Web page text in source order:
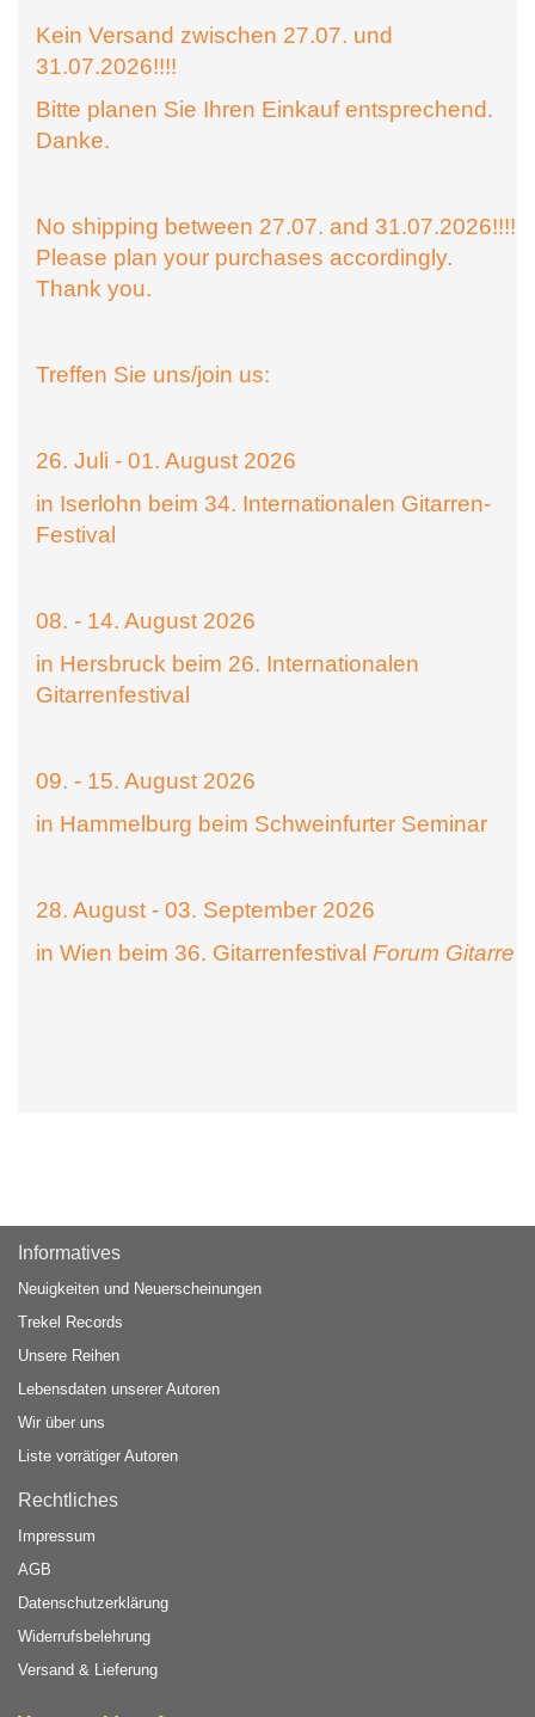
Kein Versand zwischen 27.07. und
31.07.2026!!!!
Bitte planen Sie Ihren Einkauf entsprechend.
Danke.
No shipping between 27.07. and 31.07.2026!!!!
Please plan your purchases accordingly.
Thank you.
Treffen Sie uns/join us:
26. Juli - 01. August 2026
in Iserlohn beim 34. Internationalen Gitarren-
Festival
08. - 14. August 2026
in Hersbruck beim 26. Internationalen
Gitarrenfestival
09. - 15. August 2026
in Hammelburg beim Schweinfurter Seminar
28. August - 03. September 2026
in Wien beim 36. Gitarrenfestival Forum Gitarre
Informatives
Neuigkeiten und Neuerscheinungen
Trekel Records
Unsere Reihen
Lebensdaten unserer Autoren
Wir über uns
Liste vorrätiger Autoren
Rechtliches
Impressum
AGB
Datenschutzerklärung
Widerrufsbelehrung
Versand & Lieferung